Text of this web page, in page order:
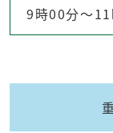
9時00分～